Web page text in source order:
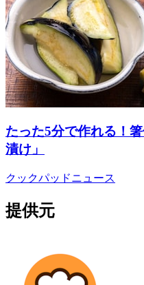
たった5分で作れる！
漬け」
クックパッドニュース
提供元